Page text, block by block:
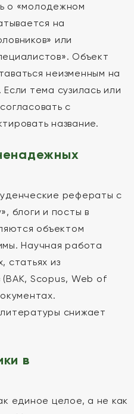
о «молодежном
на
или
Объект
неизменным на
тема сузилась или
с
название.
рефераты с
блоги и посты в
объектом
Научная работа
статьях из
Scopus, Web of
снижает
в
единое целое, а не как